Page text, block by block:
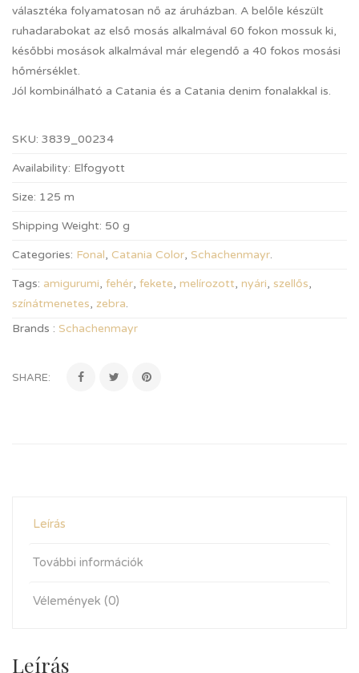
választéka folyamatosan nő az áruházban. A belőle készült
ruhadarabokat az első mosás alkalmával 60 fokon mossuk ki,
későbbi mosások alkalmával már elegendő a 40 fokos mosási
hőmérséklet.
Jól kombinálható a Catania és a Catania denim fonalakkal is.
SKU: 3839_00234
Availability: Elfogyott
Size: 125 m
Shipping Weight: 50 g
Categories: Fonal, Catania Color, Schachenmayr.
Tags: amigurumi, fehér, fekete, melírozott, nyári, szellős,
színátmenetes, zebra.
Brands : Schachenmayr
SHARE:
Leírás
További információk
Vélemények (0)
Leírás